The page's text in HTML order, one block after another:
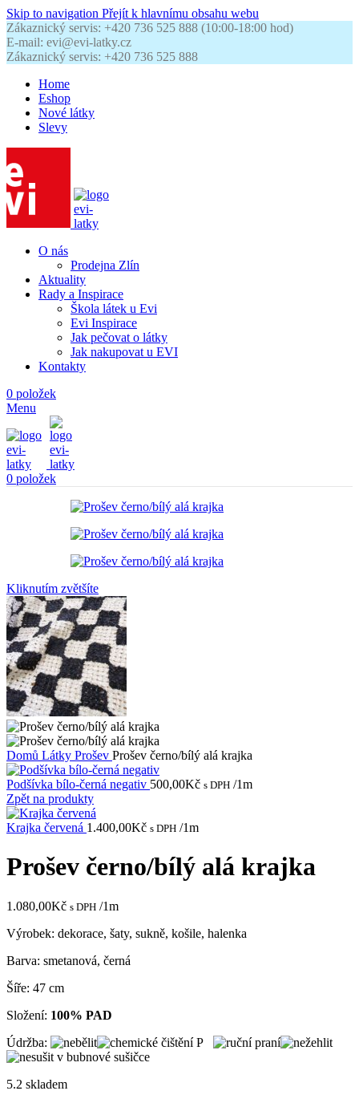
Skip to navigation Přejít k hlavnímu obsahu webu
Zákaznický servis: +420 736 525 888 (10:00-18:00 hod)
E-mail: evi@evi-latky.cz
Zákaznický servis: +420 736 525 888
Home
Eshop
Nové látky
Slevy
O nás
Prodejna Zlín
Aktuality
Rady a Inspirace
Škola látek u Evi
Evi Inspirace
Jak pečovat o látky
Jak nakupovat u EVI
Kontakty
0 položek
Menu
0 položek
Kliknutím zvětšíte
Domů Látky Prošev Prošev černo/bílý alá krajka
Podšívka bílo-černá negativ 500,00Kč s DPH /1m
Zpět na produkty
Krajka červená 1.400,00Kč s DPH /1m
Prošev černo/bílý alá krajka
1.080,00Kč s DPH /1m
Výrobek: dekorace, šaty, sukně, košile, halenka
Barva: smetanová, černá
Šíře: 47 cm
Složení: 100% PAD
Údržba:
5.2 skladem